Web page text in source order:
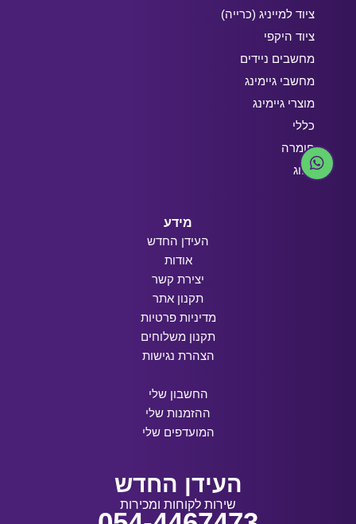
ציוד למייניג (כרייה)
ציוד היקפי
מחשבים ניידים
מחשבי גיימינג
מוצרי גיימינג
כללי
חומרה
בלוג
מידע
העידן החדש
אודות
יצירת קשר
תקנון אתר
מדיניות פרטיות
תקנון משלוחים
הצהרת נגישות
החשבון שלי
ההזמנות שלי
המועדפים שלי
העידן החדש
שירות לקוחות ומכירות